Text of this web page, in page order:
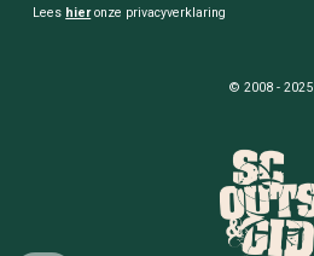
Lees hieronze privacyverklaring
© 2008 - 2025